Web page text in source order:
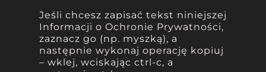
Jeśli chcesz zapisać tekst niniejszej
Informacji o Ochronie Prywatności,
zaznacz go (np. myszką), a
następnie wykonaj operację kopiuj
– wklej, wciskając ctrl-c, a